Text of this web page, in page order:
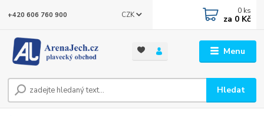
Menu
CZK
Hledat
+420 606 760 900 0 ks
za 0 Kč